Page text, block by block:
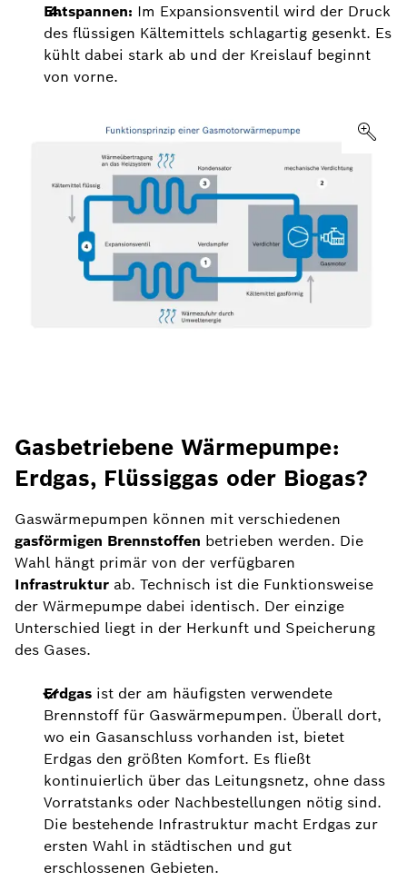
Entspannen: Im Expansionsventil wird der Druck
des flüssigen Kältemittels schlagartig gesenkt. Es
kühlt dabei stark ab und der Kreislauf beginnt
von vorne.
Gasbetriebene Wärmepumpe:
Erdgas, Flüssiggas oder Biogas?
Gaswärmepumpen können mit verschiedenen
gasförmigen Brennstoffen betrieben werden. Die
Wahl hängt primär von der verfügbaren
Infrastruktur ab. Technisch ist die Funktionsweise
der Wärmepumpe dabei identisch. Der einzige
Unterschied liegt in der Herkunft und Speicherung
des Gases.
Erdgas ist der am häufigsten verwendete
Brennstoff für Gaswärmepumpen. Überall dort,
wo ein Gasanschluss vorhanden ist, bietet
Erdgas den größten Komfort. Es fließt
kontinuierlich über das Leitungsnetz, ohne dass
Vorratstanks oder Nachbestellungen nötig sind.
Die bestehende Infrastruktur macht Erdgas zur
ersten Wahl in städtischen und gut
erschlossenen Gebieten.